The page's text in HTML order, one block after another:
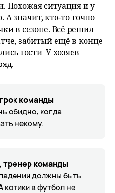
Похожая ситуация и у
А значит, кто-то точно
в сезоне. Всё решил
забитый ещё в конце
гости. У хозяев
команды
обидно, когда
некому.
тренер команды
должны быть
котики в футбол не